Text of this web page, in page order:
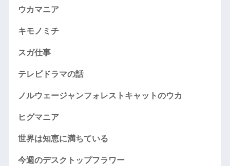
ウカマニア
キモノミチ
スガ仕事
テレビドラマの話
ノルウェージャンフォレストキャットのウカ
ヒグマニア
世界は知恵に満ちている
今週のデスクトップフラワー